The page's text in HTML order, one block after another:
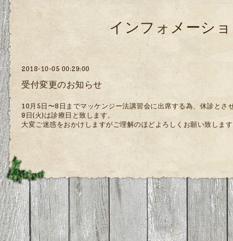
インフォメーシ
2018-10-05 00:29:00
受付変更のお知らせ
10月5日〜8日までマッケンジー法講習会に出席する為、休診とさ
9日(火)は診療日と致します。
大変ご迷惑をおかけしますがご理解のほどよろしくお願い致します